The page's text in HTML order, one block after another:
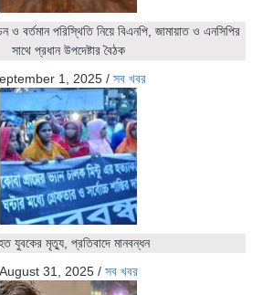
ও বর্তমান পরিস্থিতি নিয়ে বিএনপি, জামায়াত ও এনসিপির
সাথে প্রধান উপদেষ্টার বৈঠক
1, 2025 / সব খবর
যুবকের মৃত্যু, প্রতিবাদে মানবন্ধন
August 31, 2025 / সব খবর